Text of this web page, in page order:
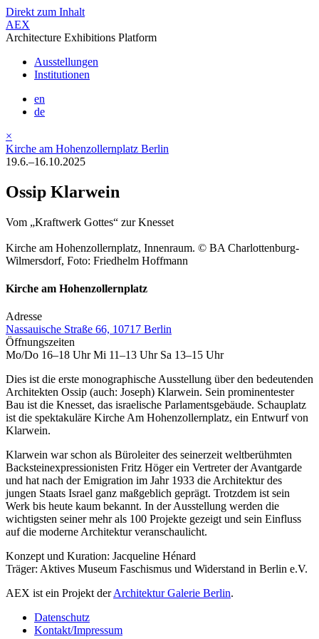
Direkt zum Inhalt
AEX
Architecture Exhibitions Platform
Ausstellungen
Institutionen
en
de
×
Kirche am Hohenzollernplatz Berlin
19.6.–16.10.2025
Ossip Klarwein
Vom „Kraftwerk Gottes“ zur Knesset
Kirche am Hohenzollernplatz, Innenraum. © BA Charlottenburg-
Wilmersdorf, Foto: Friedhelm Hoffmann
Kirche am Hohenzollernplatz
Adresse
Nassauische Straße 66, 10717 Berlin
Öffnungszeiten
Mo/Do 16–18 Uhr Mi 11–13 Uhr Sa 13–15 Uhr
Dies ist die erste monographische Ausstellung über den bedeutenden
Architekten Ossip (auch: Joseph) Klarwein. Sein prominentester
Bau ist die Knesset, das israelische Parlamentsgebäude. Schauplatz
ist die spektakuläre Kirche Am Hohenzollernplatz, ein Entwurf von
Klarwein.
Klarwein war schon als Büroleiter des seinerzeit weltberühmten
Backsteinexpressionisten Fritz Höger ein Vertreter der Avantgarde
und hat nach der Emigration im Jahr 1933 die Architektur des
jungen Staats Israel ganz maßgeblich geprägt. Trotzdem ist sein
Werk bis heute kaum bekannt. In der Ausstellung werden die
wichtigsten seiner mehr als 100 Projekte gezeigt und sein Einfluss
auf die moderne Architektur veranschaulicht.
Konzept und Kuration: Jacqueline Hénard
Träger: Aktives Museum Faschismus und Widerstand in Berlin e.V.
AEX ist ein Projekt derArchitektur Galerie Berlin.
Datenschutz
Kontakt/Impressum